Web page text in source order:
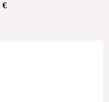
€